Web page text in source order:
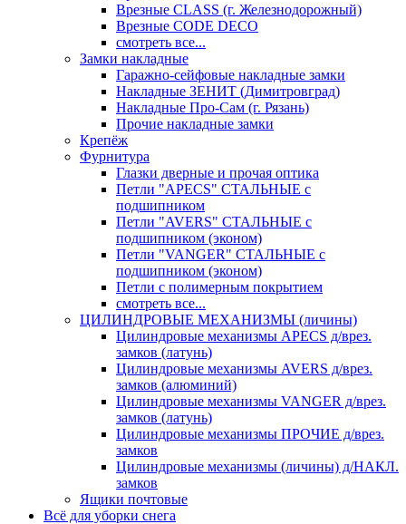
Врезные CLASS (г. Железнодорожный)
Врезные CODE DECO
смотреть все...
Замки накладные
Гаражно-сейфовые накладные замки
Накладные ЗЕНИТ (Димитровград)
Накладные Про-Сам (г. Рязань)
Прочие накладные замки
Крепёж
Фурнитура
Глазки дверные и прочая оптика
Петли "APECS" СТАЛЬНЫЕ с
подшипником
Петли "AVERS" СТАЛЬНЫЕ с
подшипником (эконом)
Петли "VANGER" СТАЛЬНЫЕ с
подшипником (эконом)
Петли с полимерным покрытием
смотреть все...
ЦИЛИНДРОВЫЕ МЕХАНИЗМЫ (личины)
Цилиндровые механизмы APECS д/врез.
замков (латунь)
Цилиндровые механизмы AVERS д/врез.
замков (алюминий)
Цилиндровые механизмы VANGER д/врез.
замков (латунь)
Цилиндровые механизмы ПРОЧИЕ д/врез.
замков
Цилиндровые механизмы (личины) д/НАКЛ.
замков
Ящики почтовые
Всё для уборки снега